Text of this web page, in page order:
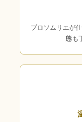
プロソムリエが
態も